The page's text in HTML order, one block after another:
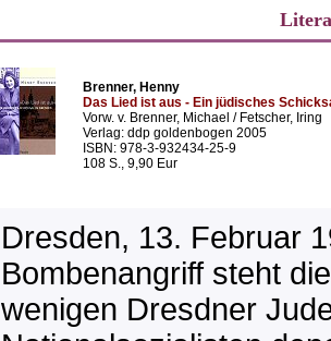
Brenner, Henny
Das Lied ist aus - Ein jüdisches
Vorw. v. Brenner, Michael / Fetscher, Iring
Verlag: ddp goldenbogen 2005
ISBN: 978-3-932434-25-9
108 S., 9,90 Eur
Dresden, 13. Februar
Bombenangriff steht
wenigen Dresdner